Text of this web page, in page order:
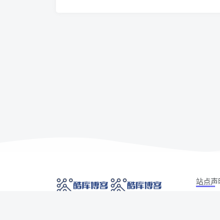
站点声